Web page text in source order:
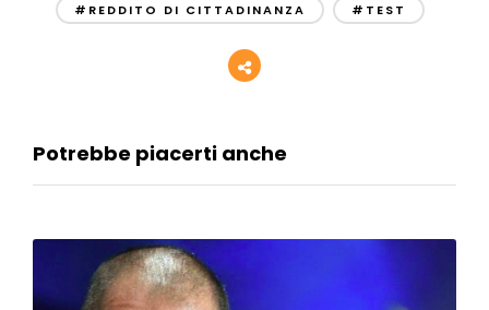
#REDDITO DI CITTADINANZA #TEST
Potrebbe piacerti anche